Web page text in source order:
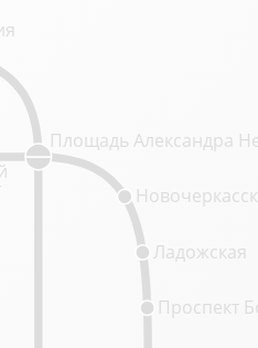
Площадь Александра
Ладожская
Проспект